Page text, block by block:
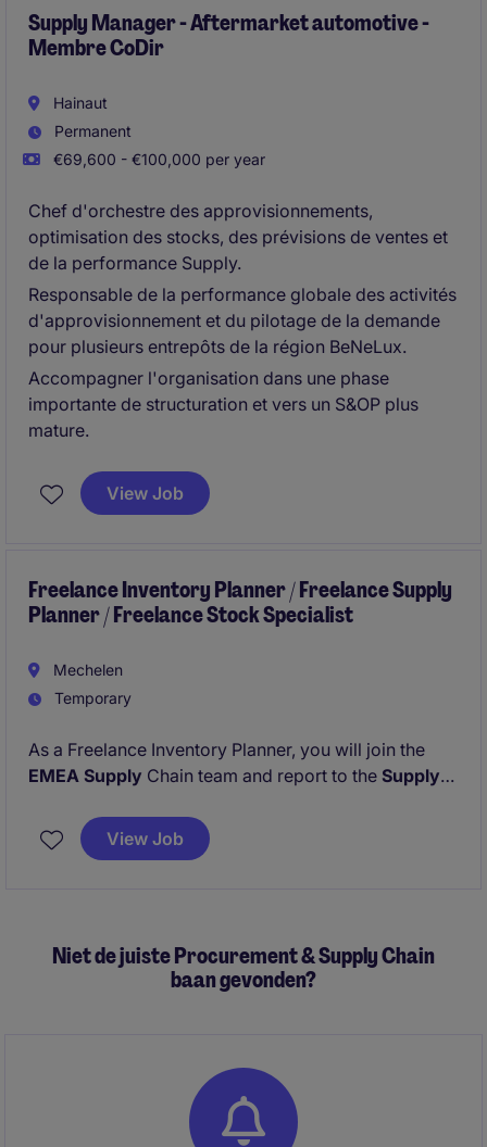
performance opérationnelle du site. Une fonction
alliant management, terrain et amélioration continue.
Supply Manager - Aftermarket automotive -
Membre CoDir
Hainaut
Permanent
€69,600 - €100,000 per year
Chef d'orchestre des approvisionnements,
optimisation des stocks, des prévisions de ventes et
de la performance Supply.
Responsable de la performance globale des activités
d'approvisionnement et du pilotage de la demande
pour plusieurs entrepôts de la région BeNeLux.
Accompagner l'organisation dans une phase
importante de structuration et vers un S&OP plus
mature.
View Job
Freelance Inventory Planner / Freelance Supply
Planner / Freelance Stock Specialist
Mechelen
Temporary
As a Freelance Inventory Planner, you will join the
EMEA Supply Chain team and report to the Supply
Your main focus will be to ensure
View Job
Niet de juiste Procurement & Supply Chain
baan gevonden?